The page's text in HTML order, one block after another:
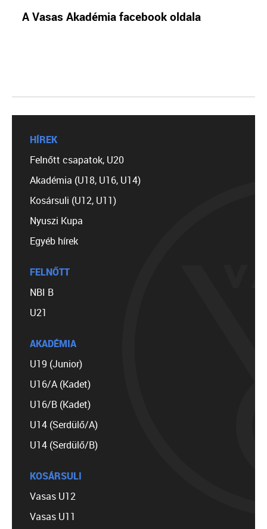
A Vasas Akadémia facebook oldala
HÍREK
Felnőtt csapatok, U20
Akadémia (U18, U16, U14)
Kosársuli (U12, U11)
Nyuszi Kupa
Egyéb hírek
FELNŐTT
NBI B
U21
AKADÉMIA
U19 (Junior)
U16/A (Kadet)
U16/B (Kadet)
U14 (Serdülő/A)
U14 (Serdülő/B)
KOSÁRSULI
Vasas U12
Vasas U11